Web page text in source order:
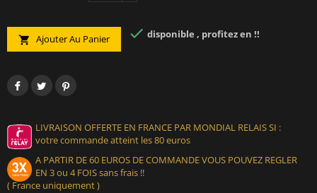
 Ajouter Au Panier  disponible , profitez en !!
LIVRAISON OFFERTE EN FRANCE PAR MONDIAL RELAIS SI :
votre commande atteint les 80 euros
A PARTIR DE 60 EUROS DE COMMANDE VOUS POUVEZ REGLER
EN 3 ou 4 FOIS sans frais !!
( France uniquement )